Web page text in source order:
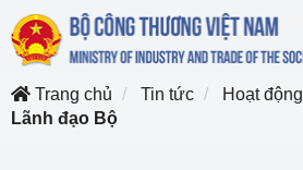
Trang chủ
Tin tức Hoạt động
Lãnh đạo Bộ